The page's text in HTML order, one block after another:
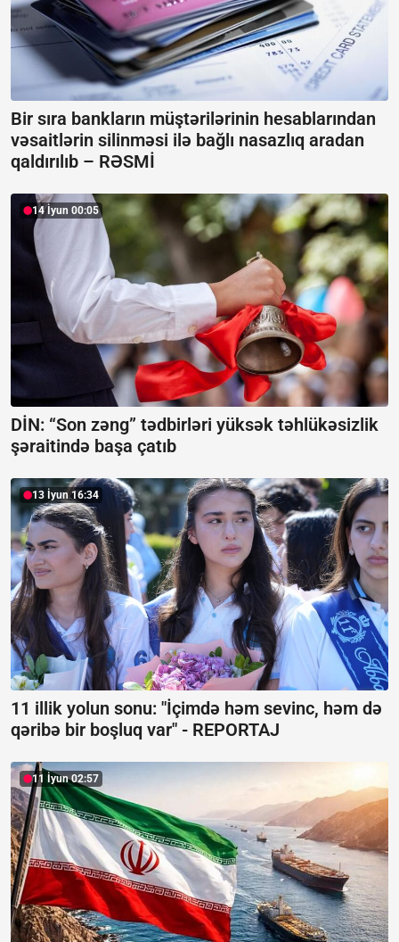
Bir sıra bankların müştərilərinin hesablarından
vəsaitlərin silinməsi ilə bağlı nasazlıq aradan
qaldırılıb – RƏSMİ
14 İyun 00:05
DİN: “Son zəng” tədbirləri yüksək təhlükəsizlik
şəraitində başa çatıb
13 İyun 16:34
11 illik yolun sonu: "İçimdə həm sevinc, həm də
qəribə bir boşluq var" - REPORTAJ
11 İyun 02:57